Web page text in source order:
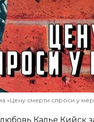
«Цену смерти спроси у
Калье Кийск